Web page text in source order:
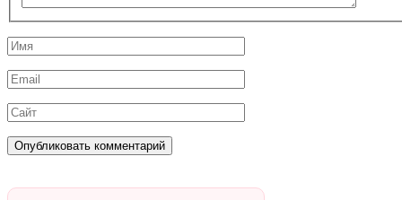
Имя
Email
Сайт